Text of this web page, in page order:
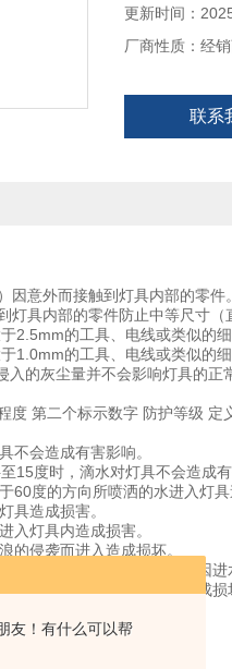
友！有什么可以帮
更新时间：
厂商性质：经
联系
意外而接触到灯具内部的零件
具内部的零件防止中等尺寸（
2.5mm的工具、电线或类似的
1.0mm的工具、电线或类似的
的灰尘量并不会影响灯具的正
度 第二个标示数字 防护等级 定
不会造成有害影响。
15度时，滴水对灯具不会造成有
度的方向所喷洒的水进入灯具
具造成损害。
入灯具内造成损害。
的侵袭而进入造成损坏。
一定的标准以下能确保不因进
况下，能确保不因进水而造成损